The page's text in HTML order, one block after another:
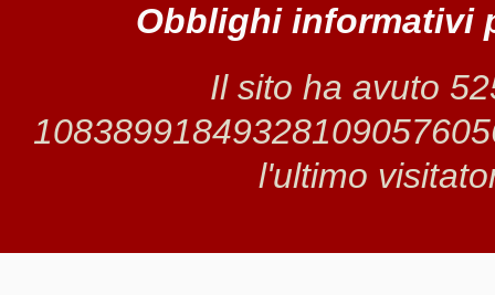
Obblighi informativi
Il sito ha avuto
l'ultimo